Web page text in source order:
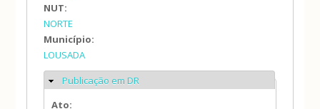
NUT:
NORTE
Município:
LOUSADA
Ocultar
Publicação em DR
Ato: